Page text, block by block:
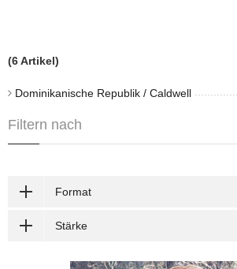
(6 Artikel)
Dominikanische Republik / Caldwell
Filtern nach
Format
Stärke